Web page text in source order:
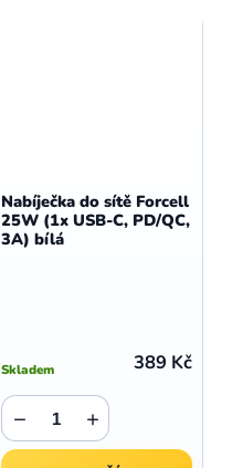
Nabíječka do sítě Forcell
25W (1x USB-C, PD/QC,
3A) bílá
Skladem 389 Kč
+
−